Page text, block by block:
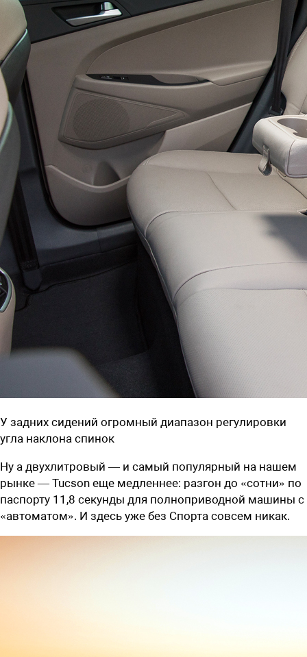
У задних сидений огромный диапазон регулировки
угла наклона спинок
Ну а двухлитровый — и самый популярный на нашем
рынке — Tucson еще медленнее: разгон до «сотни» по
паспорту 11,8 секунды для полноприводной машины с
«автоматом». И здесь уже без Спорта совсем никак.